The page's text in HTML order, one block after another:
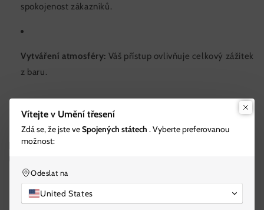
spokojenost zákazníků.
Vytváření atmosféry: Váš přístup ovlivňuje celkový zážitek
z baru.
Klíčové dovednosti v oblasti zákaznického servisu, které by měl
ovládat každý barman
Vítejte v Umění třesení
Zdá se, že jste veSpojených státech . Vyberte preferovanou
možnost:
Odeslat na
United States